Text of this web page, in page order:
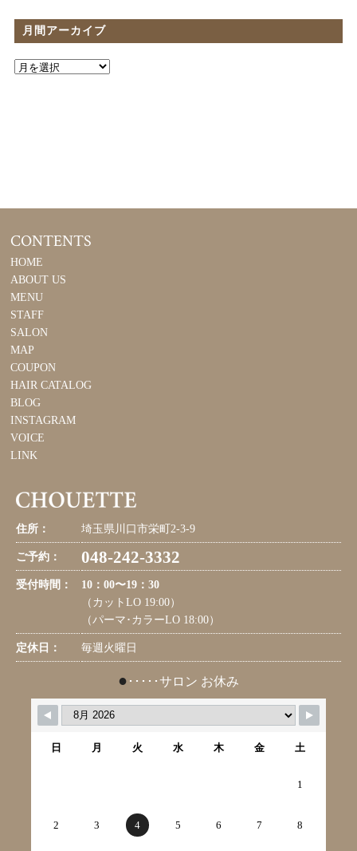
月間アーカイブ
CONTENTS
HOME
ABOUT US
MENU
STAFF
SALON
MAP
COUPON
HAIR CATALOG
BLOG
INSTAGRAM
VOICE
LINK
住所： 埼玉県川口市栄町2-3-9
ご予約： 048-242-3332
受付時間：
10：00〜19：30
（カットLO 19:00）
（パーマ･カラーLO 18:00）
定休日： 毎週火曜日
● ･････サロン お休み
日 月 火 水 木 金 土
1
2 3 4 5 6 7 8